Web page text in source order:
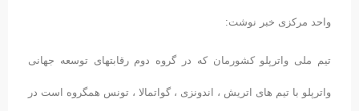
واحد مرکزی خبر نوشت:
تیم ملی واترپلو کشورمان که در گروه دوم رقابتهای توسعه جهانی
واترپلو با تیم های اتریش ، اندونزی ، گواتمالا ، تونس همگروه است در